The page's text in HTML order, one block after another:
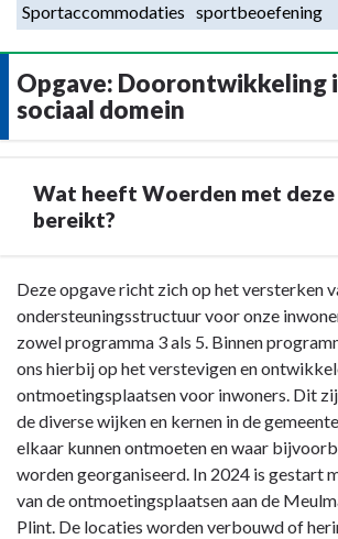
Sportaccommodaties sportbeoefening
Opgave: Doorontwikkeling
sociaal domein
Wat heeft Woerden met deze
bereikt?
Terug
naar
navigatie
Opgave:
Doorontwikkeling
inrichting
sociaal
domein
Deze opgave richt zich op het versterken
ondersteuningsstructuur voor onze
zowel programma 3 als 5. Binnen
ons hierbij op het verstevigen en
ontmoetingsplaatsen voor inwoners. Dit
de diverse wijken en kernen in de
elkaar kunnen ontmoeten en waar
worden georganiseerd. In 2024 is gestart
van de ontmoetingsplaatsen aan de
Plint. De locaties worden verbouwd of